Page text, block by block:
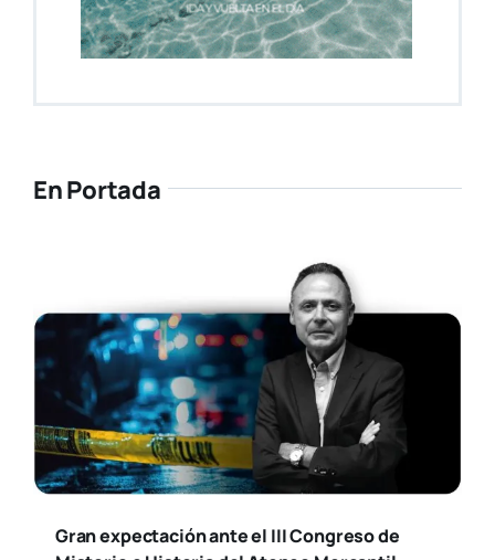
En Portada
Gran expectación ante el III Congreso de